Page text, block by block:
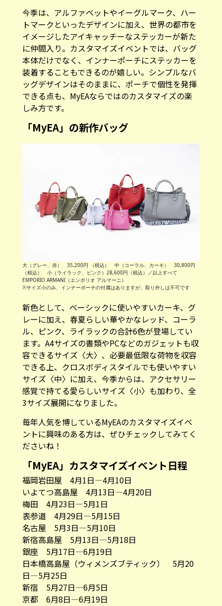
今季は、アルファベットやイーグルマーク、ハー
トマークといったデザインに加え、世界の都市を
イメージしたアイキャッチーなステッカーが新た
に仲間入り。カスタマイズイベントでは、バッグ
本体だけでなく、インナーポーチにステッカーを
装着することもできるのが嬉しい。シンプルなバ
ッグデザインはそのままに、ポーチで個性を発揮
できる点も、MyEAならではのカスタマイズの楽
しみ方です。
「MyEA」の新作バッグ
大（グレー、赤） 35,200円 （税込） 中（コーラル、カーキ） 30,800円
（税込） 小（ライラック、ピンク）28,600円（税込）／以上すべて
EMPORIO ARMANI（エンポリオ アルマーニ）
※サイズ小のみ、インナーポーチの付属はありますが、取り外しは不可です
新色として、ベーシックに使いやすいカーキ、グ
レーに加え、春夏らしい華やかなレッド、コーラ
ル、ピンク、ライラックの合計6色が登場してい
ます。A4サイズの書類やPCなどのガジェットも収
容できるサイズ〈大〉、必要最低限な荷物を収容
できる上、クロスボディスタイルでも使いやすい
サイズ〈中〉に加え、今季からは、アクセサリー
感覚で持てる愛らしいサイズ〈小〉も加わり、全
3サイズ展開になりました。
毎年人気を博しているMyEAのカスタマイズイベ
ントに興味のある方は、ぜひチェックしてみてく
ださいね！
「MyEA」カスタマイズイベント日程
福岡岩田屋 4月1日―4月10日
いよてつ高島屋 4月13日―4月20日
梅田 4月23日―5月1日
表参道 4月29日―5月15日
名古屋 5月3日―5月10日
新宿高島屋 5月13日―5月18日
銀座 5月17日―6月19日
日本橋高島屋（ウィメンズブティック） 5月20
日―5月25日
新宿 5月27日―6月5日
京都 6月8日―6月19日